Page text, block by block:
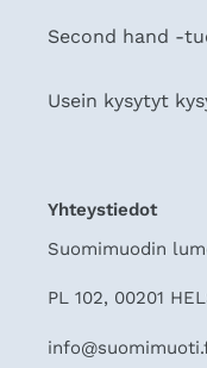
Second hand -
Usein kysytyt
Yhteystiedot
Suomimuodin
PL 102, 00201